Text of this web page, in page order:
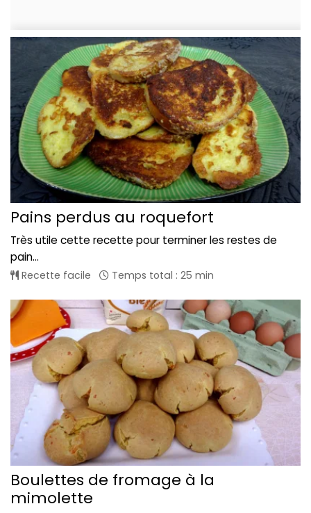
Pains perdus au roquefort
Très utile cette recette pour terminer les restes de
pain...
Recette facile Temps total : 25 min
Boulettes de fromage à la
mimolette